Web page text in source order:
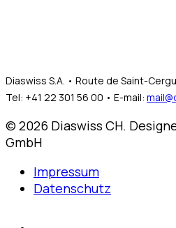
Diaswiss S.A. • Route de Saint-
Tel: +41 22 301 56 00 • E-mail:
© 2026 Diaswiss CH.
GmbH
Impressum
Datenschutz